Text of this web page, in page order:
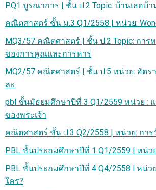
PQ1 บูรณาการ | ชั้น ป.2 Topic: บ้านเธอบ้
คณิตศาสตร์ ชั้น ม.3 Q1/2558 | หน่วย:
MQ3/57 คณิตศาสตร์ | ชั้น ป.2 Topic: กา
ของการคูณและการหาร
MQ2/57 คณิตศาสตร์ | ชั้น ป.5 หน่วย: อัตร
ละ
pbl ชั้นมัธยมศึกษาปีที่ 3 Q1/2559 หน่วย :
ของพระเจ้า
คณิตศาสตร์ ชั้น ป.3 Q2/2558 | หน่วย: กา
PBL ชั้นประถมศึกษาปีที่ 1 Q1/2559 | หน่ว
PBL ชั้นประถมศึกษาปีที่ 4 Q4/2558 l หน่วย
ใคร?